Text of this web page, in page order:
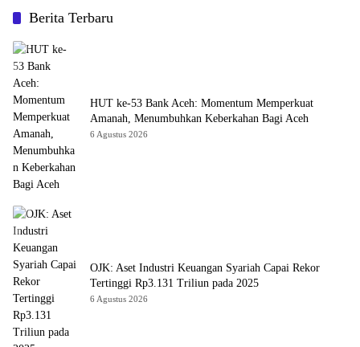
Berita Terbaru
HUT ke-53 Bank Aceh: Momentum Memperkuat
Amanah, Menumbuhkan Keberkahan Bagi Aceh
6 Agustus 2026
OJK: Aset Industri Keuangan Syariah Capai Rekor
Tertinggi Rp3.131 Triliun pada 2025
6 Agustus 2026